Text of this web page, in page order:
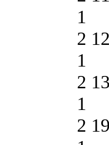
1
2
1
2
1
2